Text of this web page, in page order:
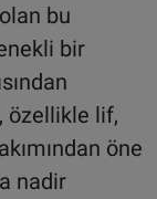
bu
bir
özellikle lif,
öne
nadir